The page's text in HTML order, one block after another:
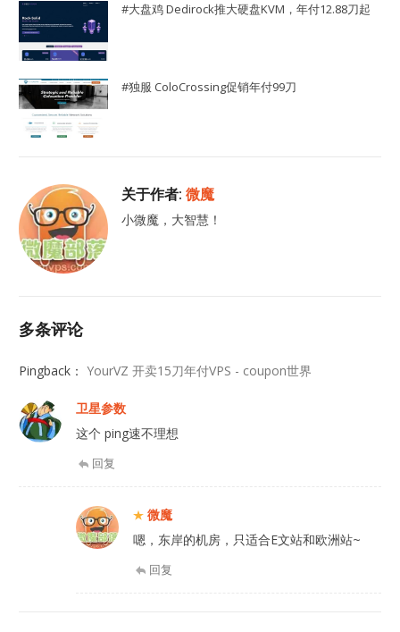
#大盘鸡 Dedirock推大硬盘KVM，年付12.88刀起
#独服 ColoCrossing促销年付99刀
关于作者:微魔
小微魔，大智慧！
多条评论
Pingback：YourVZ 开卖15刀年付VPS - coupon世界
卫星参数
这个 ping速不理想
回复
微魔
嗯，东岸的机房，只适合E文站和欧洲站~
回复